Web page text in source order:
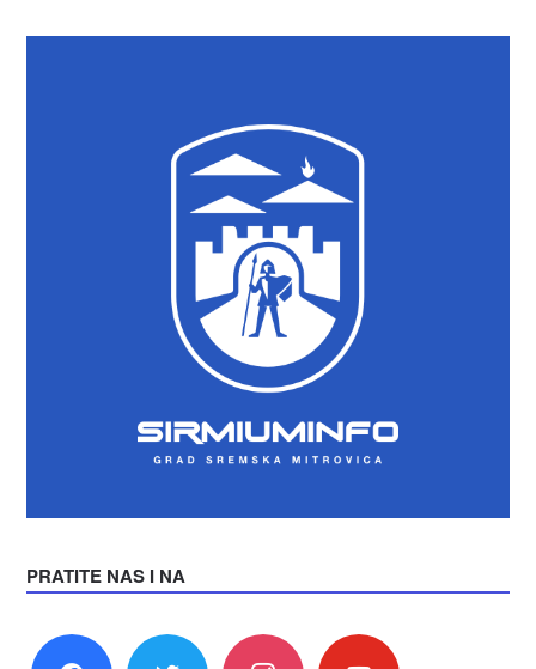
PRATITE NAS I NA
facebook twitter instagram youtube